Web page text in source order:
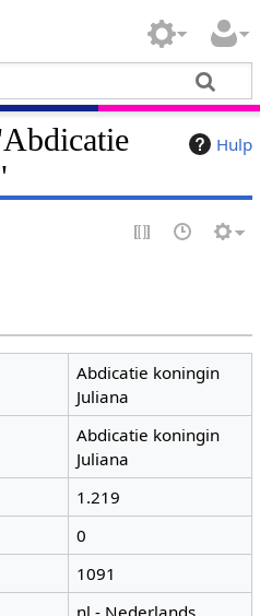
Hulp
Abdicatie koningin
Juliana
Abdicatie koningin
Juliana
1.219
0
1091